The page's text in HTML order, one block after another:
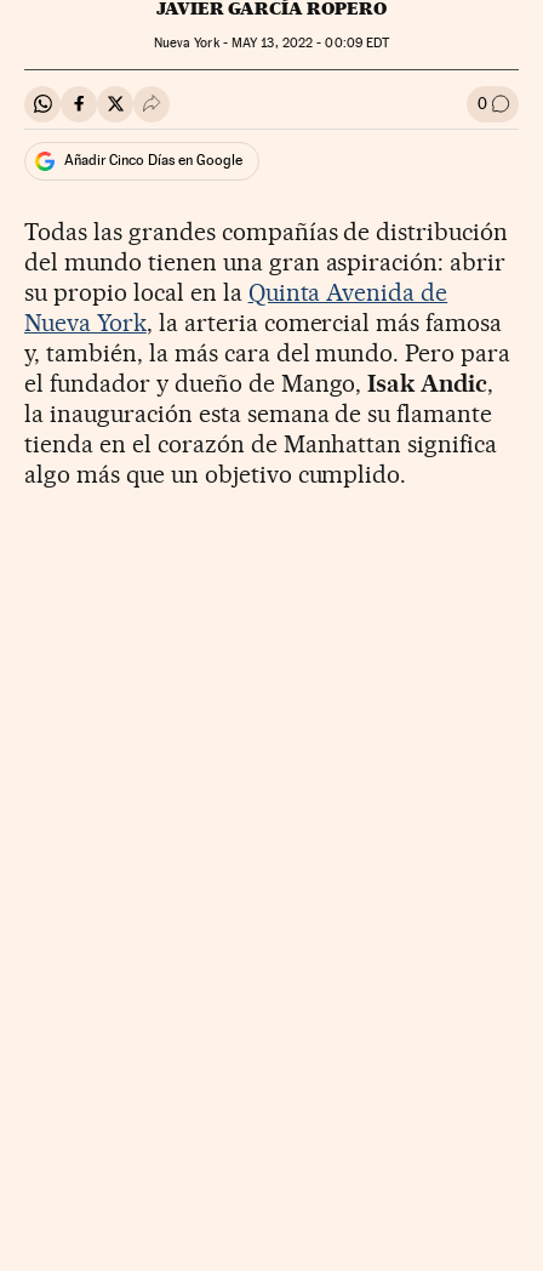
JAVIER GARCÍA ROPERO
Nueva York - MAY13, 2022 - 00:09EDT
Compartir en Whatsapp
Compartir en Facebook
Compartir en Twitter
Desplegar Redes Sociales 0 Ir a
Añadir Cinco Días en Google
Todas las grandes compañías de distribución
del mundo tienen una gran aspiración: abrir
su propio local en la Quinta Avenida de
Nueva York, la arteria comercial más famosa
y, también, la más cara del mundo. Pero para
el fundador y dueño de Mango, Isak Andic,
la inauguración esta semana de su flamante
tienda en el corazón de Manhattan significa
algo más que un objetivo cumplido.